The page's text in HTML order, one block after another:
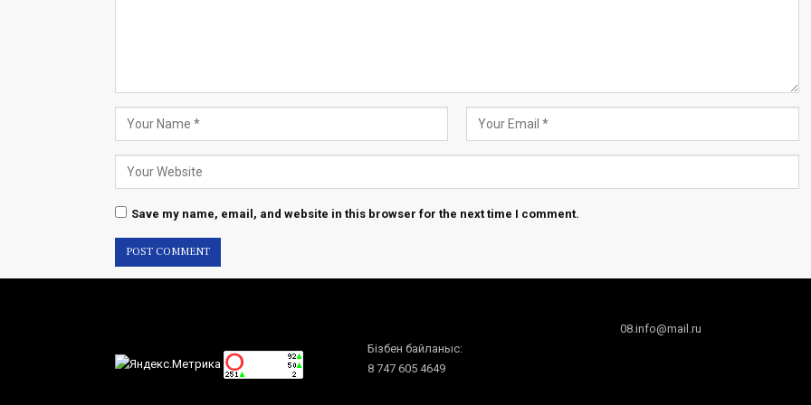
Save my name, email, and website in this browser for the next time I comment.
Бізбен байланыс:
8 747 605 4649
08.info@mail.ru